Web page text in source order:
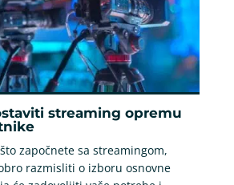
streaming opremu
započnete sa streamingom,
razmisliti o izboru osnovne